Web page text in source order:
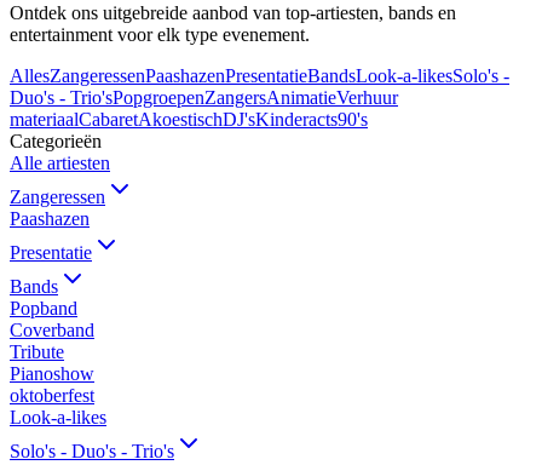
Ontdek ons uitgebreide aanbod van top-artiesten, bands en
entertainment voor elk type evenement.
AllesZangeressenPaashazenPresentatieBandsLook-a-likesSolo's -
Duo's - Trio'sPopgroepenZangersAnimatieVerhuur
materiaalCabaretAkoestischDJ'sKinderacts90's
Categorieën
Alle artiesten
Zangeressen
Paashazen
Presentatie
Bands
Popband
Coverband
Tribute
Pianoshow
oktoberfest
Look-a-likes
Solo's - Duo's - Trio's